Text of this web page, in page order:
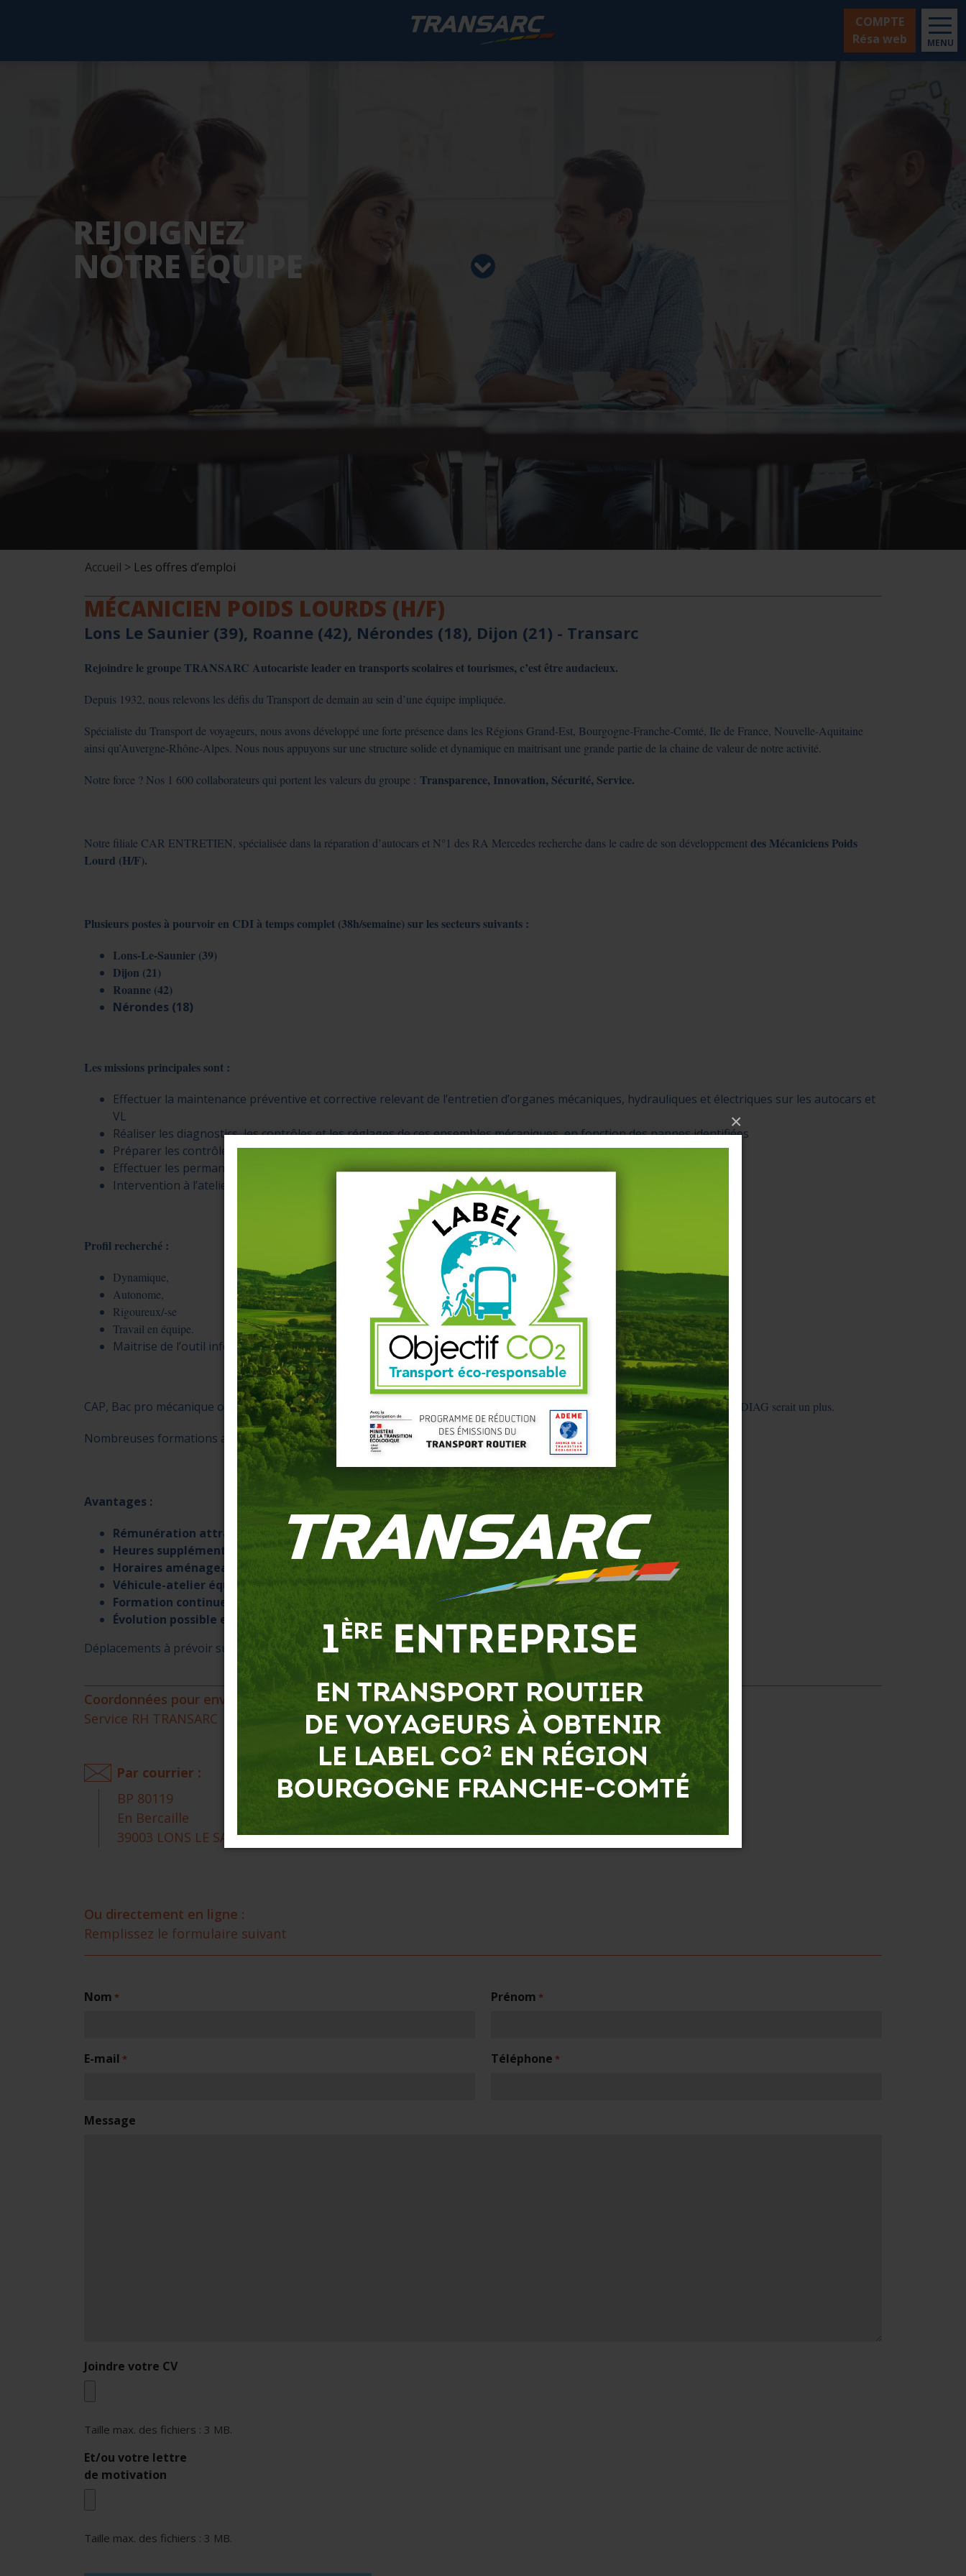
×
MENU
COMPTE
Résa web
REJOIGNEZ
NOTRE ÉQUIPE
Accueil > Les offres d’emploi
MÉCANICIEN POIDS LOURDS (H/F)
Lons Le Saunier (39), Roanne (42), Nérondes (18), Dijon (21) - Transarc
Rejoindre le groupe TRANSARC Autocariste leader en transports scolaires et tourismes, c’est être audacieux.
Depuis 1932, nous relevons les défis du Transport de demain au sein d’une équipe impliquée.
Spécialiste du Transport de voyageurs, nous avons développé une forte présence dans les Régions Grand-Est, Bourgogne-Franche-Comté, Ile de France, Nouvelle-Aquitaine
ainsi qu’Auvergne-Rhône-Alpes. Nous nous appuyons sur une structure solide et dynamique en maitrisant une grande partie de la chaine de valeur de notre activité.
Notre force ? Nos 1 600 collaborateurs qui portent les valeurs du groupe : Transparence, Innovation, Sécurité, Service.
Notre filiale CAR ENTRETIEN, spécialisée dans la réparation d’autocars et N°1 des RA Mercedes recherche dans le cadre de son développementdes Mécaniciens Poids
Lourd (H/F).
Plusieurs postes à pourvoir en CDI à temps complet (38h/semaine) sur les secteurs suivants :
Lons-Le-Saunier (39)
Dijon (21)
Roanne (42)
Nérondes (18)
Les missions principales sont :
Effectuer la maintenance préventive et corrective relevant de l’entretien d’organes mécaniques, hydrauliques et électriques sur les autocars et
VL
Réaliser les diagnostics, les contrôles et les réglages de ces ensembles mécaniques, en fonction des pannes identifiées
Préparer les contrôles techniques et garantir la sécurité des véhicules
Effectuer les permanences selon un roulement
Intervention à l’atelier et en extérieur avec camion de dépannage équipé.
Profil recherché :
Dynamique,
Autonome,
Rigoureux/-se
Travail en équipe.
Maitrise de l’outil informatique (Excel, Internet)
CAP, Bac pro mécanique ou autodidacte expérience de 2 ans dans la même fonction. Une Expérience en électronique/électricité + DIAG serait un plus.
Nombreuses formations avec le partenariat Mercedes.
Avantages :
Rémunération attractive
+ primes.
Heures supplémentaires rémunérées ou récupérées
Horaires aménageables
Véhicule-atelier équipé individuel
Formation continue
Évolution possible en interne
Déplacements à prévoir sur les zones couvertes par le Groupe Transarc.
Coordonnées pour envoyer votre CV et lettre de motivation :
Service RH TRANSARC
Par courrier :
BP 80119
En Bercaille
39003 LONS LE SAUNIER CEDEX
recrutement@transarc.fr
Ou directement en ligne :
Remplissez le formulaire suivant
Nom * Prénom *
E-mail * Téléphone *
Message
Joindre votre CV
Taille max. des fichiers : 3 MB.
Et/ou votre lettre
de motivation
Taille max. des fichiers : 3 MB.